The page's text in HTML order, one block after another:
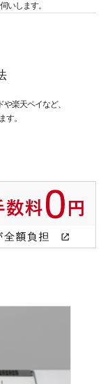
いします。
楽天ペイなど、
す。